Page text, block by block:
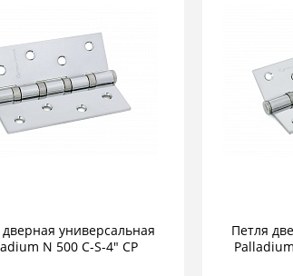
универсальная
N 500 C-S-4" CP
Петля